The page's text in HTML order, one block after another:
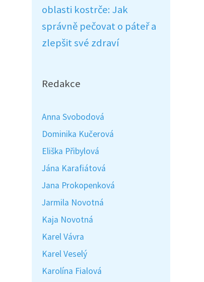
oblasti kostrče: Jak
správně pečovat o páteř a
zlepšit své zdraví
Redakce
Anna Svobodová
Dominika Kučerová
Eliška Přibylová
Jána Karafiátová
Jana Prokopenková
Jarmila Novotná
Kaja Novotná
Karel Vávra
Karel Veselý
Karolína Fialová